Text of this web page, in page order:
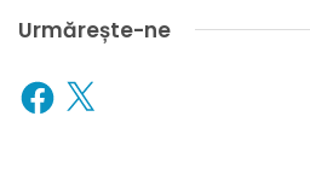
Urmărește-ne
Facebook
X